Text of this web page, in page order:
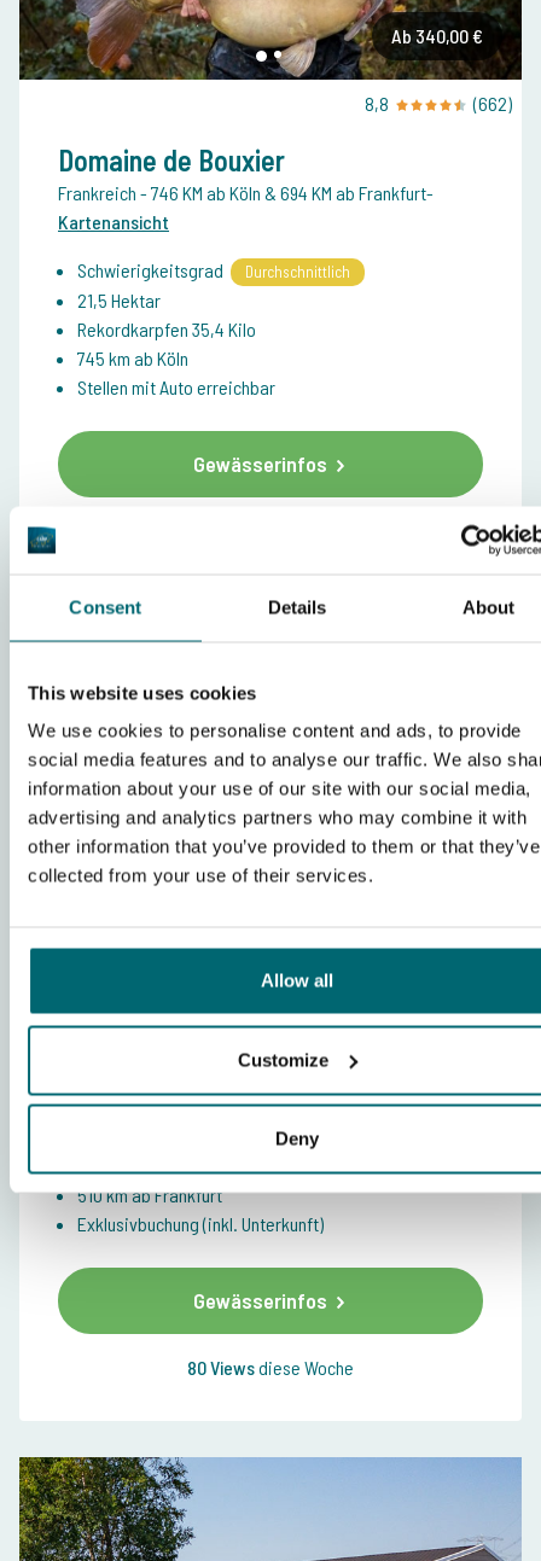
Consent Details About
This website uses cookies
We use cookies to personalise content and ads, to provide
social media features and to analyse our traffic. We also
information about your use of our site with our social media,
advertising and analytics partners who may combine it with
other information that you’ve provided to them or that they’ve
collected from your use of their services.
Allow all
Customize
Deny
Ab 340,00 €
8,8 (662)
Domaine de Bouxier
Frankreich - 746 KM ab Köln & 694 KM ab Frankfurt-
Kartenansicht
Schwierigkeitsgrad Durchschnittlich
21,5 Hektar
Rekordkarpfen 35,4 Kilo
745 km ab Köln
Stellen mit Auto erreichbar
Gewässerinfos
Domaine de Rumilly - Homar Lake
Frankreich- 515km ab Köln & 510km ab Frankfurt-
Schwierigkeitsgrad Durchschnittlich
Rekordkarpfen 33KG
510 km ab Frankfurt
Exklusivbuchung (inkl. Unterkunft)
Gewässerinfos
80 Viewsdiese Woche